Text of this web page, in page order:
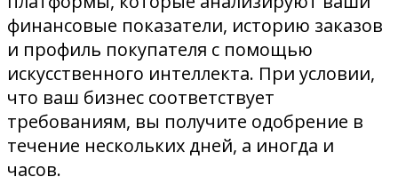
финансовые показатели, историю заказов
и профиль покупателя с помощью
искусственного интеллекта. При условии,
что ваш бизнес соответствует
требованиям, вы получите одобрение в
течение нескольких дней, а иногда и
часов.